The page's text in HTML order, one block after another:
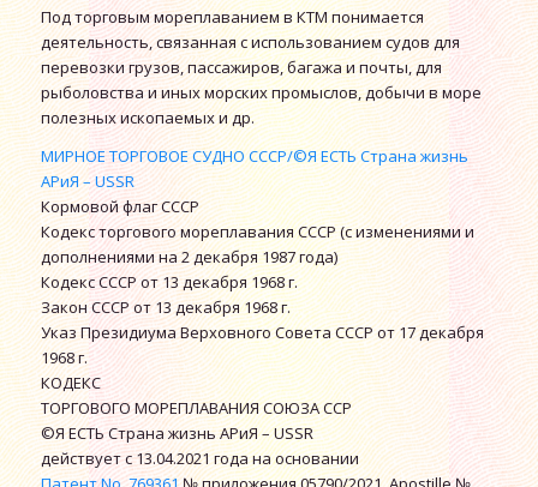
Под торговым мореплаванием в КТМ понимается
деятельность, связанная с использованием судов для
перевозки грузов, пассажиров, багажа и почты, для
рыболовства и иных морских промыслов, добычи в море
полезных ископаемых и др.
МИРНОЕ ТОРГОВОЕ СУДНО СССР/©Я ЕСТЬ Страна жизнь
АРиЯ – USSR
Кормовой флаг СССР
Кодекс торгового мореплавания СССР (с изменениями и
дополнениями на 2 декабря 1987 года)
Кодекс СССР от 13 декабря 1968 г.
Закон СССР от 13 декабря 1968 г.
Указ Президиума Верховного Совета СССР от 17 декабря
1968 г.
КОДЕКС
ТОРГОВОГО МОРЕПЛАВАНИЯ СОЮЗА ССР
©Я ЕСТЬ Страна жизнь АРиЯ – USSR
действует с 13.04.2021 года на основании